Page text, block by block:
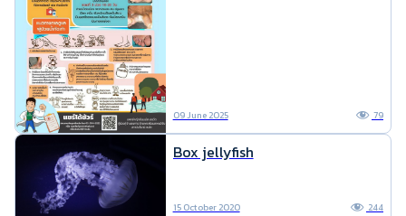
k
09 June 2025 79
Box jellyfish
15 October 2020 244